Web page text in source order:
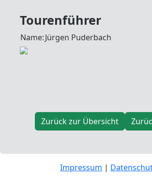
Tourenführer
Name:Jürgen Puderbach
Zurück zur Übersicht
Impressum |